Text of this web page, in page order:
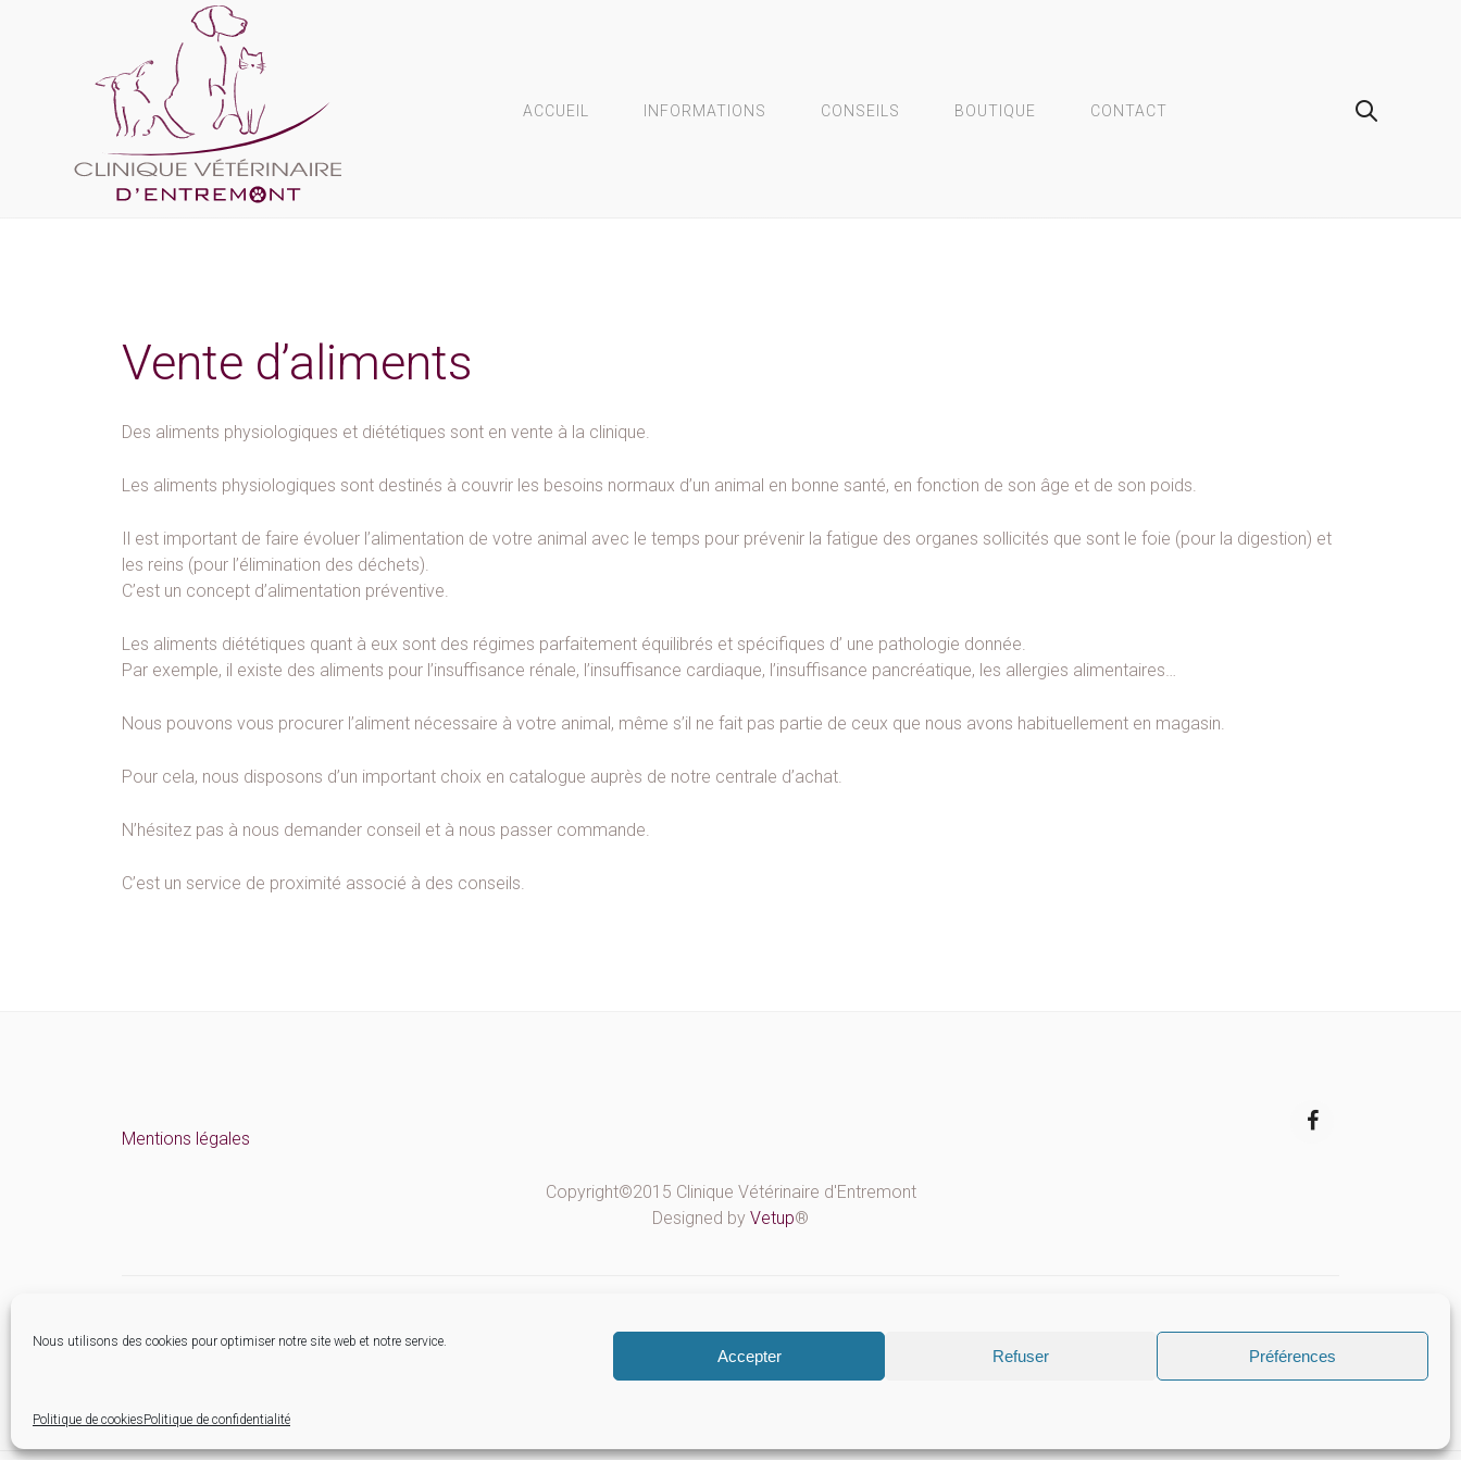
Nous utilisons des cookies pour optimiser notre site web et notre service.
Accepter Refuser Préférences
Politique de cookiesPolitique de confidentialité
ACCUEIL INFORMATIONS CONSEILS BOUTIQUE CONTACT
Vente d’aliments
Des aliments physiologiques et diététiques sont en vente à la clinique.
Les aliments physiologiques sont destinés à couvrir les besoins normaux d’un animal en bonne santé, en fonction de son âge et de son poids.
Il est important de faire évoluer l’alimentation de votre animal avec le temps pour prévenir la fatigue des organes sollicités que sont le foie (pour la digestion) et
les reins (pour l’élimination des déchets).
C’est un concept d’alimentation préventive.
Les aliments diététiques quant à eux sont des régimes parfaitement équilibrés et spécifiques d’ une pathologie donnée.
Par exemple, il existe des aliments pour l’insuffisance rénale, l’insuffisance cardiaque, l’insuffisance pancréatique, les allergies alimentaires…
Nous pouvons vous procurer l’aliment nécessaire à votre animal, même s’il ne fait pas partie de ceux que nous avons habituellement en magasin.
Pour cela, nous disposons d’un important choix en catalogue auprès de notre centrale d’achat.
N’hésitez pas à nous demander conseil et à nous passer commande.
C’est un service de proximité associé à des conseils.
Mentions légales
Copyright©2015 Clinique Vétérinaire d'Entremont
Designed by Vetup®